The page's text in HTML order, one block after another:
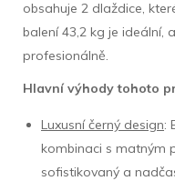
obsahuje 2 dlaždice,
balení 43,2 kg je ideální,
profesionálně.
Hlavní výhody tohoto
Luxusní černý design:
kombinaci s matným
sofistikovaný a